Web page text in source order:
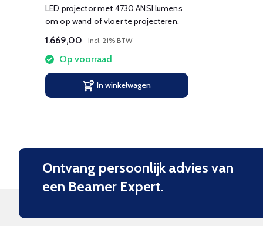
LED projector met 4730 ANSI lumens
om op wand of vloer te projecteren.
1.669,00 Incl. 21% BTW
Op voorraad
In winkelwagen
Ontvang persoonlijk advies van
een Beamer Expert.